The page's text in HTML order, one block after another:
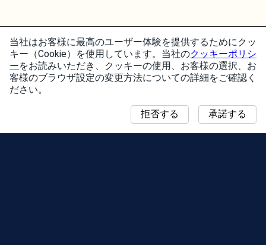
当社はお客様に最高のユーザー体験を提供するためにクッ
キー（Cookie）を使用しています。当社のクッキーポリシ
ーをお読みいただき、クッキーの使用、お客様の選択、お
客様のブラウザ設定の変更方法についての詳細をご確認く
ださい。
承諾する
拒否する